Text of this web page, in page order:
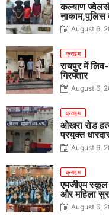
कल्याण
नाकाम,पुलिस
पिस्टल,
August 6,
क्राइम
रायपुर में
गिरफ्तार
August 6,
क्राइम
ओखरा रोड
प्रयुक्त
August 6,
क्राइम
एमजीएम स्कूल
और महिला
August 6,